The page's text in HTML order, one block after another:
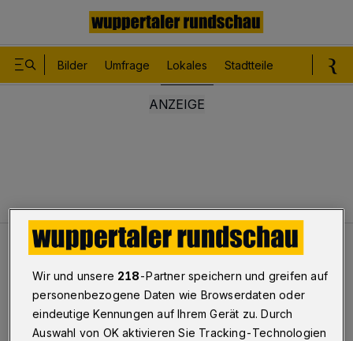
Bilder Umfrage Lokales Stadtteile
Lokales Verdacht auf Brandstiftung
Verdacht auf Brandstiftung
Wir und unsere 218-Partner speichern und greifen auf
personenbezogene Daten wie Browserdaten oder
eindeutige Kennungen auf Ihrem Gerät zu. Durch
Auswahl von OK aktivieren Sie Tracking-Technologien